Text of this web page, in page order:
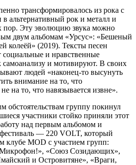
трансформировалось из рока с
альтернативный рок и металл и
пор. Эту эволюцию звука можно
двум альбомам «Урсус»: «Бешеный
колеёй» (2019). Тексты песен
социальные и нравственные
и мотивируют. В своих
людей «наконец-то высунуть
внимание на то, что
на то, что навязывается извне».
обстоятельствам группу покинул
участники стойко приняли этот
над первым альбомом и
— 220 VOLT, который
клубе MOD с участием групп:
«Союз Созидающих»,
и Островитяне», «Враги,